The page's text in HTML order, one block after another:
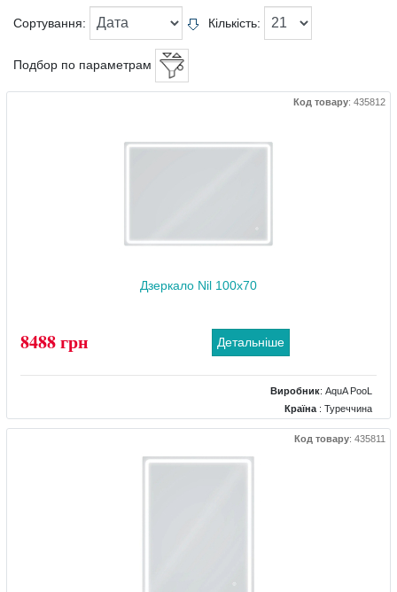
Сортування: Кількість:
Подбор по параметрам
Код товару: 435812
Дзеркало Nil 100x70
8488 грн Детальніше
Виробник: AquA PooL
Країна : Туреччина
Розміри: 1000x700
: підігрів, підсвічування, регулятор яскравості
підсвічування, сенсор торкання
Код товару: 435811